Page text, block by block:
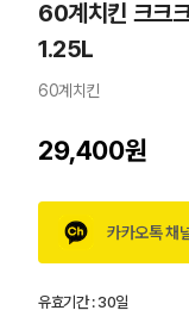
60계치킨 크크
1.25L
60계치킨
29,400원
카카오톡 채
유효기간 :30일